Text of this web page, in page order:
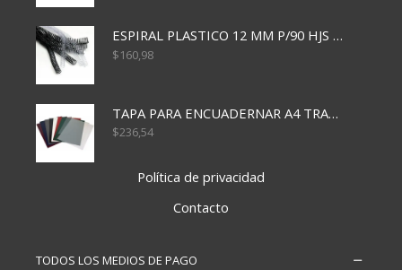
ESPIRAL PLASTICO 12 MM P/90 HJS X50X1500
$160,98
TAPA PARA ENCUADERNAR A4 TRANSP x50x500
$236,54
Política de privacidad
Contacto
TODOS LOS MEDIOS DE PAGO